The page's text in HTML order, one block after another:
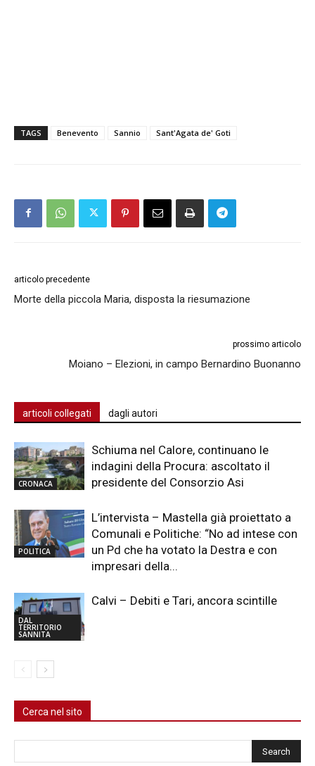
TAGS Benevento Sannio Sant'Agata de' Goti
articolo precedente
Morte della piccola Maria, disposta la riesumazione
prossimo articolo
Moiano – Elezioni, in campo Bernardino Buonanno
articoli collegati dagli autori
CRONACA
Schiuma nel Calore, continuano le
indagini della Procura: ascoltato il
presidente del Consorzio Asi
POLITICA
L’intervista – Mastella già proiettato a
Comunali e Politiche: “No ad intese con
un Pd che ha votato la Destra e con
impresari della...
DAL
TERRITORIO
SANNITA
Calvi – Debiti e Tari, ancora scintille
Cerca nel sito